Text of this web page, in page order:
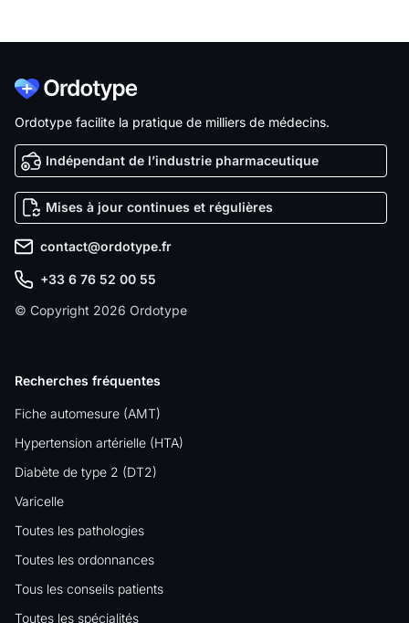
Ordotype facilite la pratique de milliers de médecins.
Indépendant de l’industrie pharmaceutique
Mises à jour continues et régulières
contact@ordotype.fr
+33 6 76 52 00 55
© Copyright 2026 Ordotype
Recherches fréquentes
Fiche automesure (AMT)
Hypertension artérielle (HTA)
Diabète de type 2 (DT2)
Varicelle
Toutes les pathologies
Toutes les ordonnances
Tous les conseils patients
Toutes les spécialités